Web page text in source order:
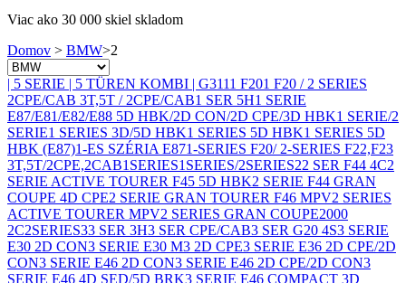
Viac ako 30 000 skiel skladom
Domov > BMW>2
| 5 SERIE | 5 TÜREN KOMBI | G3111 F201 F20 / 2 SERIES
2CPE/CAB 3T,5T / 2CPE/CAB1 SER 5H1 SERIE
E87/E81/E82/E88 5D HBK/2D CON/2D CPE/3D HBK1 SERIE/2
SERIE1 SERIES 3D/5D HBK1 SERIES 5D HBK1 SERIES 5D
HBK (E87)1-ES SZÉRIA E871-SERIES F20/ 2-SERIES F22,F23
3T,5T/2CPE,2CAB1SERIES1SERIES/2SERIES22 SER F44 4C2
SERIE ACTIVE TOURER F45 5D HBK2 SERIE F44 GRAN
COUPE 4D CPE2 SERIE GRAN TOURER F46 MPV2 SERIES
ACTIVE TOURER MPV2 SERIES GRAN COUPE2000
2C2SERIES33 SER 3H3 SER CPE/CAB3 SER G20 4S3 SERIE
E30 2D CON3 SERIE E30 M3 2D CPE3 SERIE E36 2D CPE/2D
CON3 SERIE E46 2D CON3 SERIE E46 2D CPE/2D CON3
SERIE E46 4D SED/5D BRK3 SERIE E46 COMPACT 3D